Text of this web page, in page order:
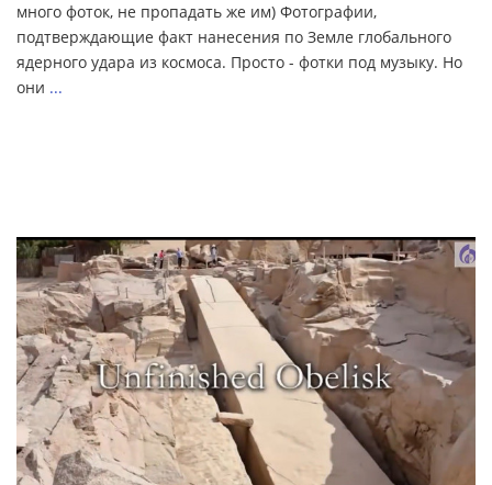
много фоток, не пропадать же им) Фотографии,
подтверждающие факт нанесения по Земле глобального
ядерного удара из космоса. Просто - фотки под музыку. Но
они ...